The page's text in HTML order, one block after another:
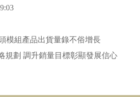
模組產品出貨量錄不俗增長
規劃 調升銷量目標彰顯發展信心